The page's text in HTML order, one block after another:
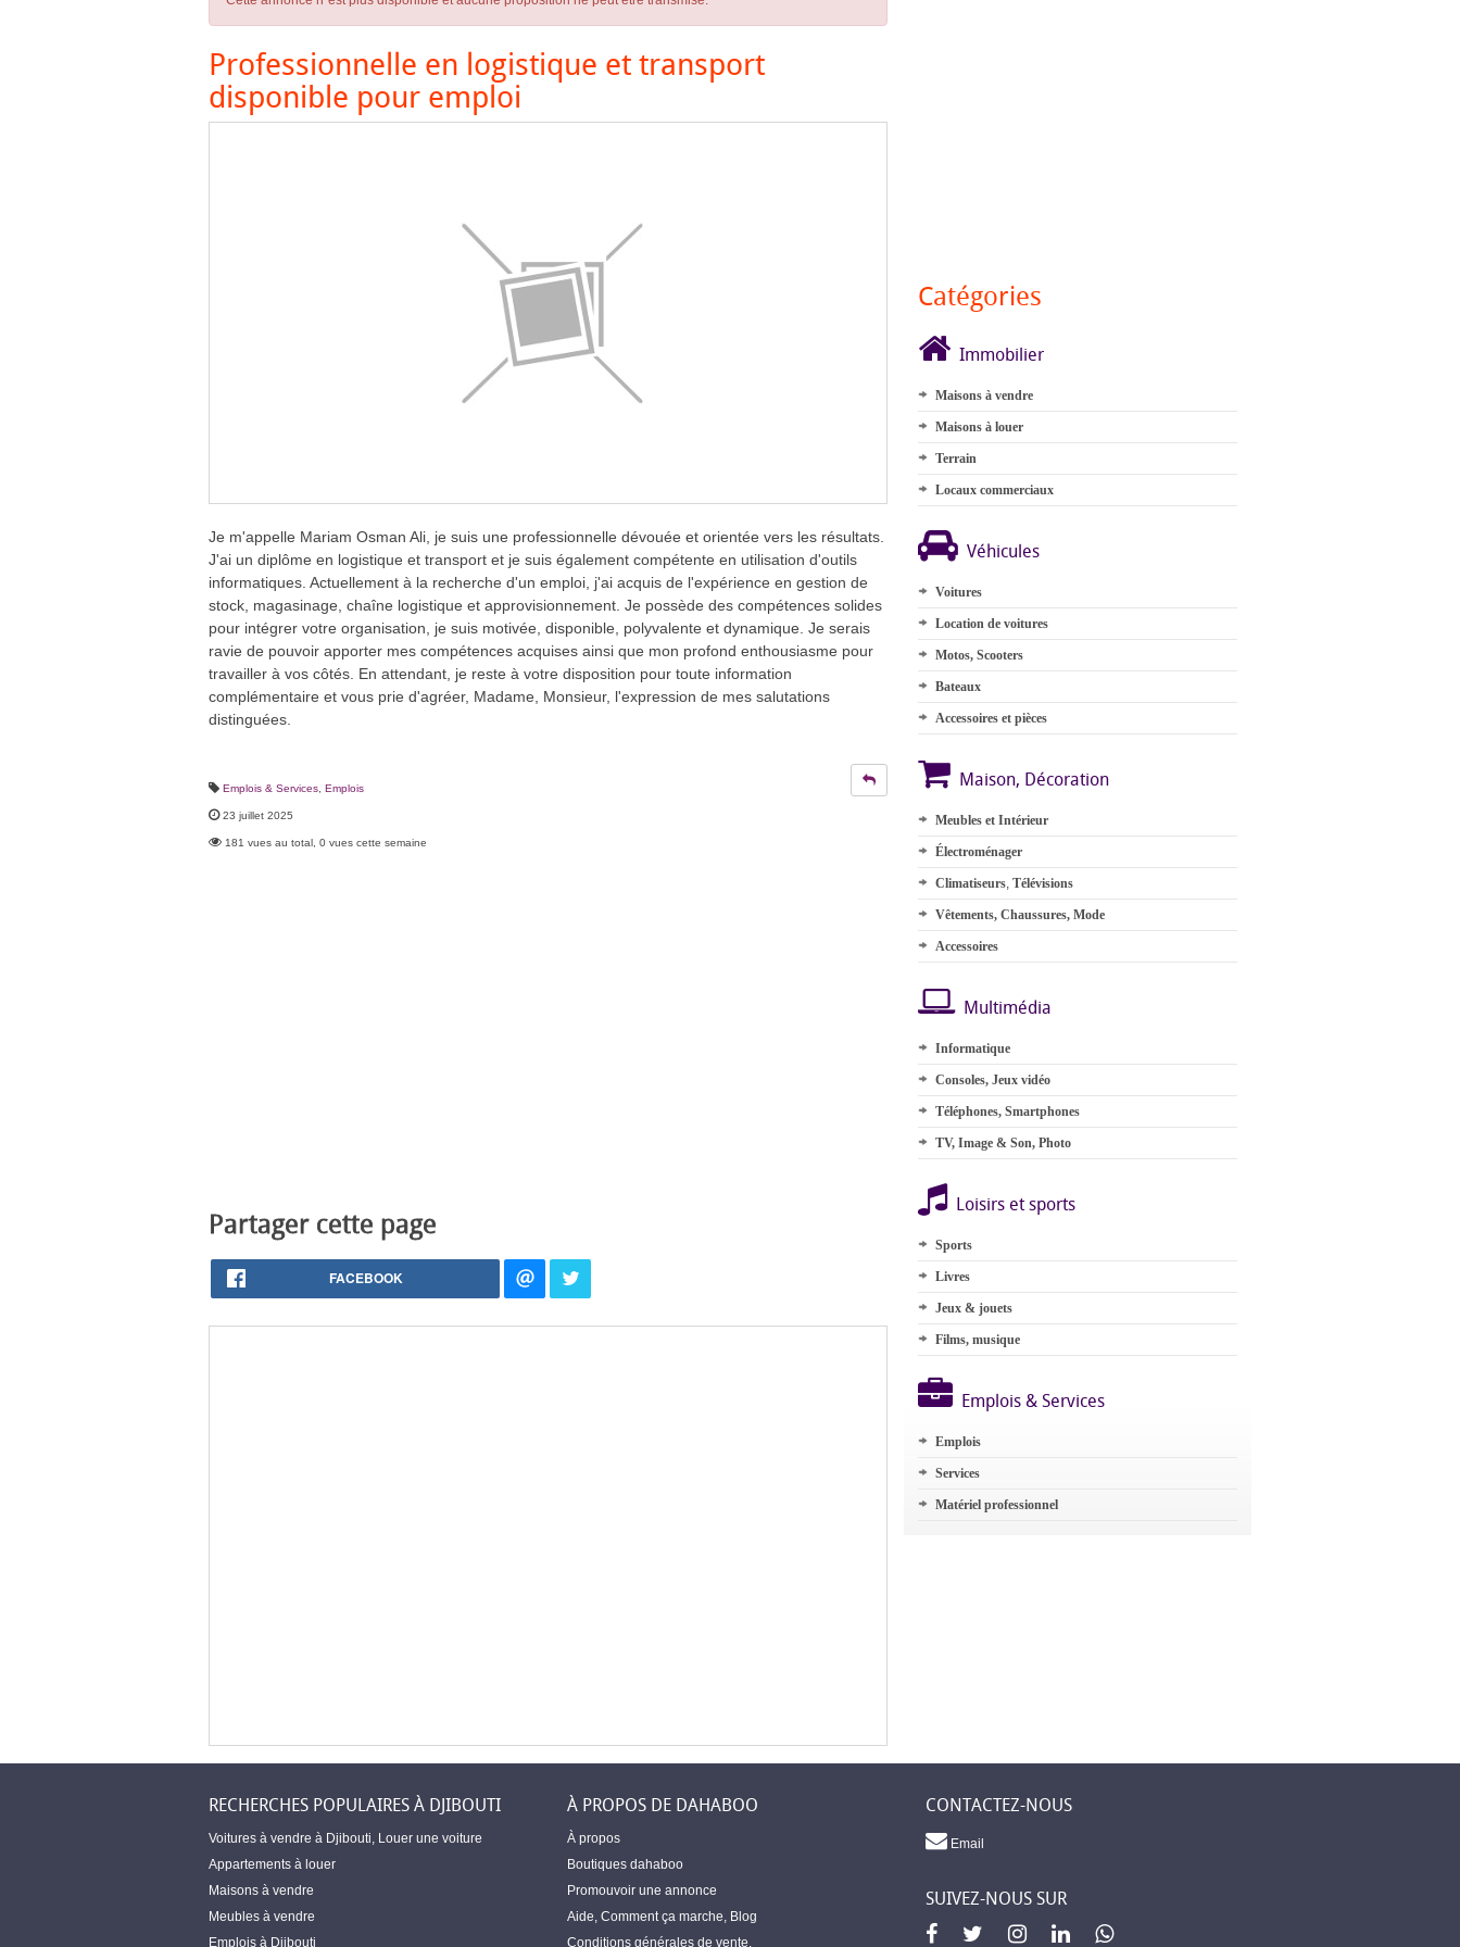
Professionnelle en logistique et transport
disponible pour emploi
Je m'appelle Mariam Osman Ali, je suis une professionnelle dévouée et orientée vers les résultats.
J'ai un diplôme en logistique et transport et je suis également compétente en utilisation d'outils
informatiques. Actuellement à la recherche d'un emploi, j'ai acquis de l'expérience en gestion de
stock, magasinage, chaîne logistique et approvisionnement. Je possède des compétences solides
pour intégrer votre organisation, je suis motivée, disponible, polyvalente et dynamique. Je serais
ravie de pouvoir apporter mes compétences acquises ainsi que mon profond enthousiasme pour
travailler à vos côtés. En attendant, je reste à votre disposition pour toute information
complémentaire et vous prie d'agréer, Madame, Monsieur, l'expression de mes salutations
distinguées.
Emplois & Services Emplois
23 juillet 2025
181 vues au total, 0 vues cette semaine
Partager cette page
FACEBOOK
Catégories
Immobilier
Maisons à vendre
Maisons à louer
Terrain
Locaux commerciaux
Véhicules
Voitures
Location de voitures
Motos, Scooters
Bateaux
Accessoires et pièces
Maison, Décoration
Meubles et Intérieur
Électroménager
Climatiseurs, Télévisions
Vêtements, Chaussures, Mode
Accessoires
Multimédia
Informatique
Consoles, Jeux vidéo
Téléphones, Smartphones
TV, Image & Son, Photo
Loisirs et sports
Sports
Livres
Jeux & jouets
Films, musique
Emplois & Services
Emplois
Services
Matériel professionnel
RECHERCHES POPULAIRES À DJIBOUTI
Voitures à vendre à Djibouti Louer une voiture
Appartements à louer
Maisons à vendre
Meubles à vendre
Emplois à Djibouti
À PROPOS DE DAHABOO
À propos
Boutiques dahaboo
Promouvoir une annonce
Aide Comment ça marche Blog
Conditions générales de vente
CONTACTEZ-NOUS
Email
SUIVEZ-NOUS SUR